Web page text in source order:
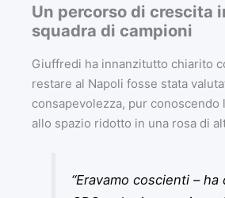
Un percorso di crescita
squadra di campioni
Giuffredi ha innanzitutto chiarito
restare al Napoli fosse stata
consapevolezza, pur
allo spazio ridotto in una rosa di
“Eravamo coscienti – ha